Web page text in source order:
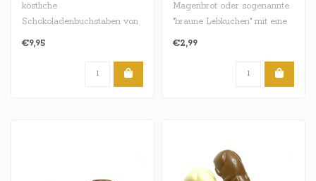
köstliche
Schokoladenbuchstaben von
ca. 200 Gramm , und
€9,95
Magenbrot oder sogenannte
"braune Lebkuchen" mit eine
schokolade fondant fet gla..
€2,99